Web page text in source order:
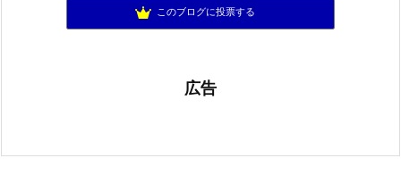
ドラクエ10 ぱふぱふ日記
このブログに投票する
広告